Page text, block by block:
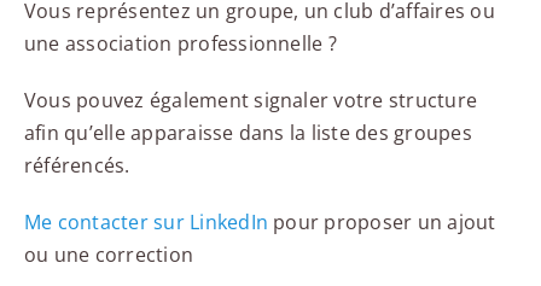
Vous représentez un groupe, un club d’affaires ou
une association professionnelle ?
Vous pouvez également signaler votre structure
afin qu’elle apparaisse dans la liste des groupes
référencés.
Me contacter sur LinkedIn pour proposer un ajout
ou une correction